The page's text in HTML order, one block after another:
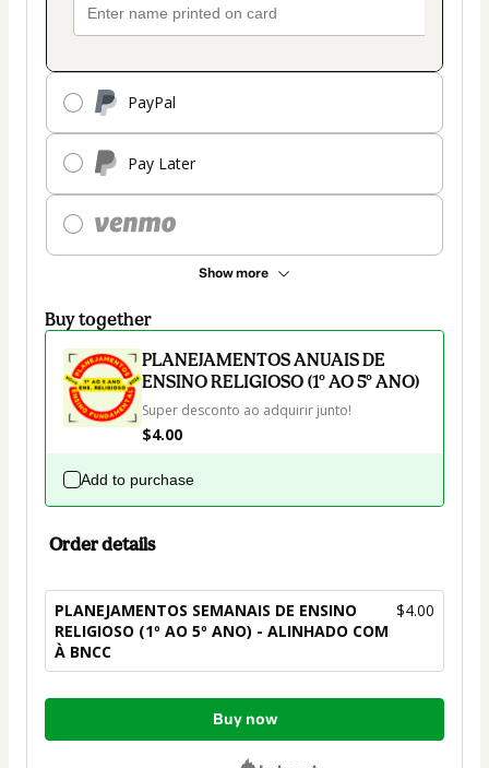
PayPal
Pay Later
Show more
Buy together
PLANEJAMENTOS ANUAIS DE
ENSINO RELIGIOSO (1º AO 5º ANO)
Super desconto ao adquirir junto!
$4.00
Add to purchase
Order details
PLANEJAMENTOS SEMANAIS DE ENSINO
RELIGIOSO (1º AO 5º ANO) - ALINHADO COM
À BNCC
$4.00
Total
$4.00
Buy now